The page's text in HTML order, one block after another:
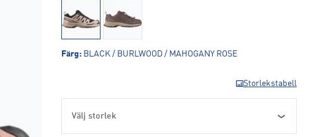
Färg: BLACK / BURLWOOD / MAHOGANY ROSE
Storlekstabell
Välj storlek